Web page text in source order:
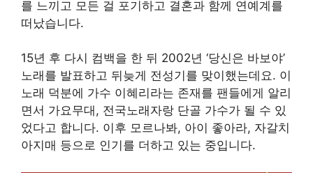
를 느끼고 모든 걸 포기하고 결혼과 함께 연예계를
떠났습니다.
15년 후 다시 컴백을 한 뒤 2002년 ‘당신은 바보야’
노래를 발표하고 뒤늦게 전성기를 맞이했는데요. 이
노래 덕분에 가수 이혜리라는 존재를 팬들에게 알리
면서 가요무대, 전국노래자랑 단골 가수가 될 수 있
었다고 합니다. 이후 모르나봐, 아이 좋아라, 자갈치
아지매 등으로 인기를 더하고 있는 중입니다.